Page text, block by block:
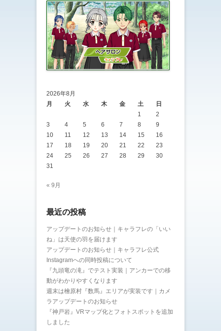
2026年8月
月
火 水 木 金 土
日
1
2
3
4 5 6 7 8
9
10
11 12 13 14 15
16
17
18 19 20 21 22
23
24
25 26 27 28 29
30
31
« 9月
最近の投稿
アップデートのお知らせ｜キャラフレの「いい
ね」は天使の羽を届けます
アップデートのお知らせ｜キャラフレ公式
Instagramへの同時投稿について
『九頭竜の滝』でテスト実装｜アンカーでの移
動がわかりやすくなります
週末は檜原村『数馬』エリアが実装です｜カメ
ラアップデートのお知らせ
『神戸岩』VRマップ化とフォトスポットを追加
しました